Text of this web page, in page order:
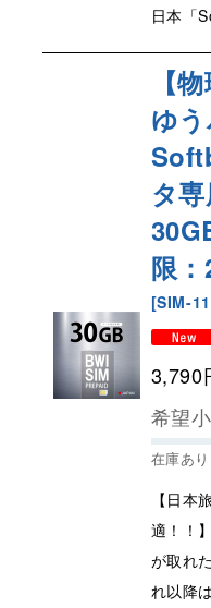
日本「
【
ゆ
タ
限：
[SIM-
3,790
希望
在庫あり
【日本
適！！
が取れ
れ以降